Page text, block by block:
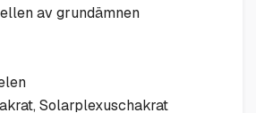
av grundämnen
Solarplexuschakrat